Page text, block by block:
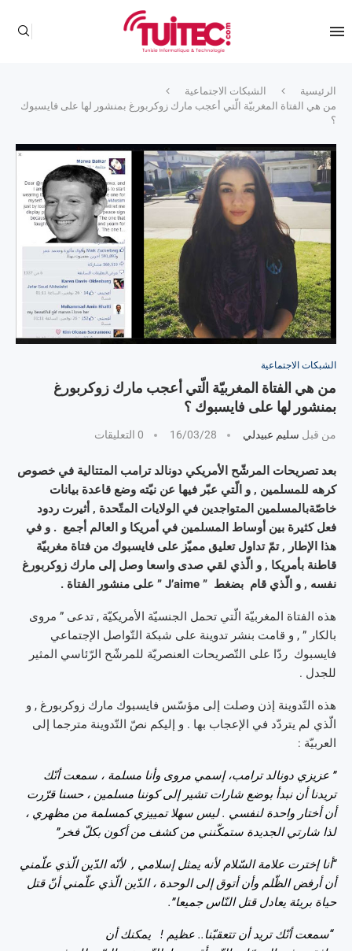
الرئيسية
الشبكات الاجتماعية
من هي الفتاة المغربيّة الّتي أعجب مارك زوكربورغ بمنشور لها على فايسبوك
؟
الشبكات الاجتماعية
من هي الفتاة المغربيّة الّتي أعجب مارك زوكربورغ
بمنشور لها على فايسبوك ؟
من قبل سليم عبيدلي 16/03/28 0 التعليقات
بعد تصريحات المرشّح الأمريكي دونالد ترامب المتتالية في خصوص
كرهه للمسلمين , و الّتي عبّر فيها عن نيّته وضع قاعدة بيانات
خاصّةبالمسلمين المتواجدين في الولايات المتّحدة , أثيرت ردود
فعل كثيرة بين أوساط المسلمين في أمريكا و العالم أجمع . و في
هذا الإطار , تمّ تداول تعليق مميّز على فايسبوك من فتاة مغربيّة
قاطنة بأمريكا , و الّذي لقي صدى واسعا وصل إلى مارك زوكربورغ
نفسه , و الّذي قام بضغط ” J’aime ” على منشور الفتاة .
هذه الفتاة المغربيّة الّتي تحمل الجنسيّة الأمريكيّة , تدعى ” مروى
بالكار ” , و قامت بنشر تدوينة على شبكة التّواصل الإجتماعي
فايسبوك ردّا على التّصريحات العنصريّة للمرشّح الرّئاسي المثير
للجدل .
هذه التّدوينة إذن وصلت إلى مؤسّس فايسبوك مارك زوكربورغ , و
الّذي لم يتردّد في الإعجاب بها . و إليكم نصّ التّدوينة مترجما إلى
العربيّة :
” عزيزي دونالد ترامب، إسمي مروى وأنا مسلمة ، سمعت أنّك
تريدنا أن نبدأ بوضع شارات تشير إلى كوننا مسلمين ، حسنا قرّرت
أن أختار واحدة لنفسي . ليس سهلا تمييزي كمسلمة من مظهري ،
لذا شارتي الجديدة ستمكّنني من كشف من أكون بكلّ فخر”
“أنا إخترت علامة السّلام لأنه يمثل إسلامي , لأنّه الدّين الّذي علّمني
أن أرفض الظّلم وأن أتوق إلى الوحدة ، الدّين الّذي علّمني أنّ قتل
حياة بريئة يعادل قتل النّاس جميعا”.
“سمعت أنّك تريد أن تتعقبّنا.. عظيم ! يمكنك أن